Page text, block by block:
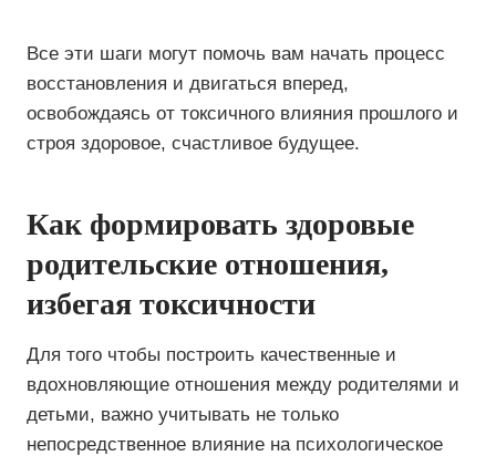
Все эти шаги могут помочь вам начать процесс
восстановления и двигаться вперед,
освобождаясь от токсичного влияния прошлого и
строя здоровое, счастливое будущее.
Как формировать здоровые
родительские отношения,
избегая токсичности
Для того чтобы построить качественные и
вдохновляющие отношения между родителями и
детьми, важно учитывать не только
непосредственное влияние на психологическое